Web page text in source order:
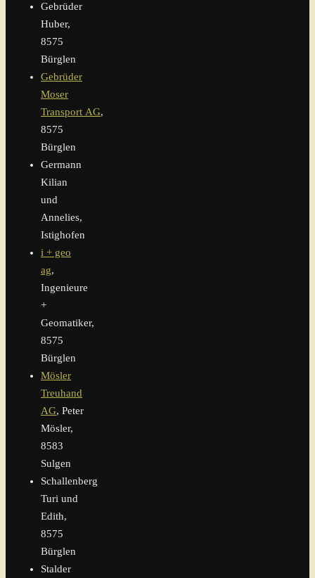
Gebrüder
Huber,
8575
Bürglen
Gebrüder
Moser
Transport AG,
8575
Bürglen
Germann
Kilian
und
Annelies,
Istighofen
i + geo
ag,
Ingenieure
+
Geomatiker,
8575
Bürglen
Mösler
Treuhand
AG, Peter
Mösler,
8583
Sulgen
Schallenberg
Turi und
Edith,
8575
Bürglen
Stalder